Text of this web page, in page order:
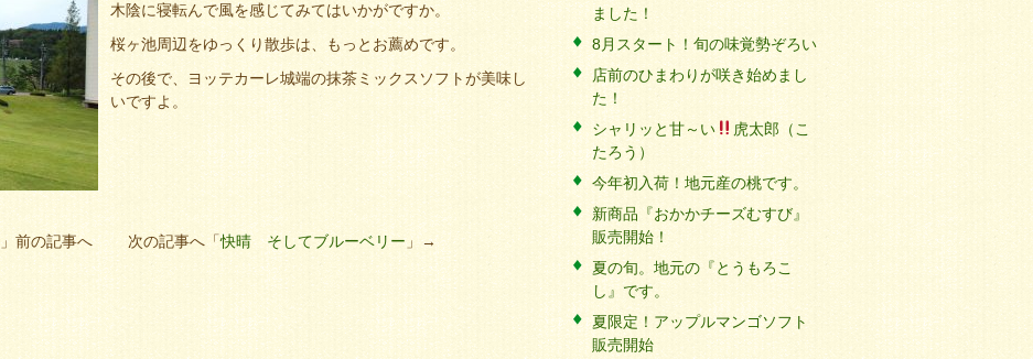
木陰に寝転んで風を感じてみてはいかがですか。
桜ヶ池周辺をゆっくり散歩は、もっとお薦めです。
その後で、ヨッテカーレ城端の抹茶ミックスソフトが美味し
いですよ。
」前の記事へ 次の記事へ「快晴 そしてブルーベリー 」→
ました！
8月スタート！旬の味覚勢ぞろい
店前のひまわりが咲き始めまし
た！
シャリッと甘～い
虎太郎（こ
たろう）
今年初入荷！地元産の桃です。
新商品『おかかチーズむすび』
販売開始！
夏の旬。地元の『とうもろこ
し』です。
夏限定！アップルマンゴソフト
販売開始